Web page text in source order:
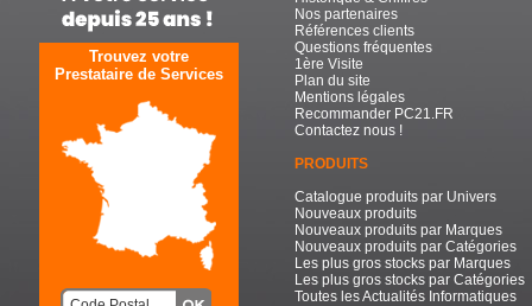
Trouvez votre
Prestataire de Services
Nos partenaires
Références clients
Questions fréquentes
1ère Visite
Plan du site
Mentions légales
Recommander PC21.FR
Contactez nous !
PRODUITS
Catalogue produits par Univers
Nouveaux produits
Nouveaux produits par Marques
Nouveaux produits par Catégories
Les plus gros stocks par Marques
Les plus gros stocks par Catégories
Toutes les Actualités Informatiques